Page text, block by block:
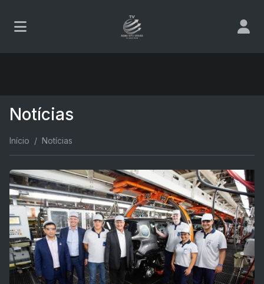
Notícias
Início Notícias